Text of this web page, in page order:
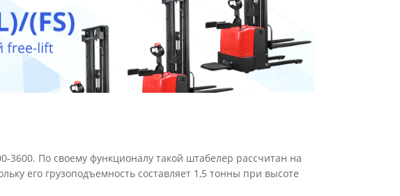
3600. По своему функционалу такой штабелер рассчитан на
его грузоподъемность составляет 1,5 тонны при высоте